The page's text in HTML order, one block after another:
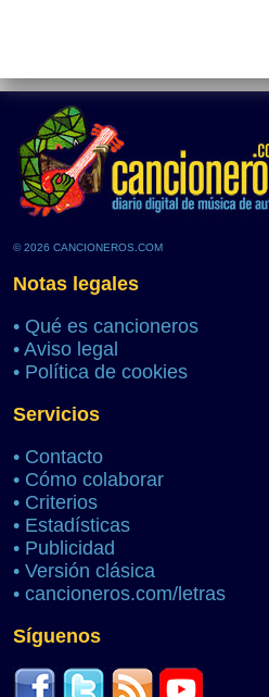
© 2026 CANCIONEROS.COM
Notas legales
• Qué es cancioneros
• Aviso legal
• Política de cookies
Servicios
• Contacto
• Cómo colaborar
• Criterios
• Estadísticas
• Publicidad
• Versión clásica
• cancioneros.com/letras
Síguenos